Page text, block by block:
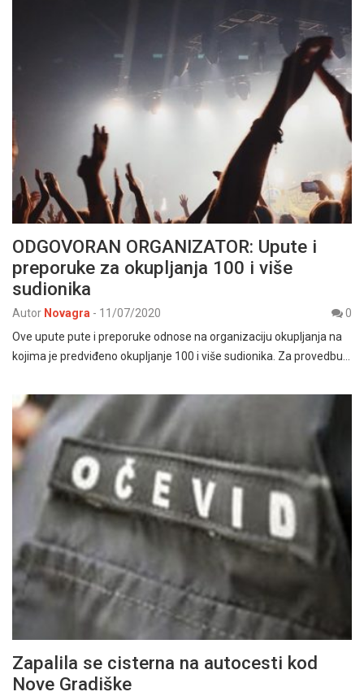
ODGOVORAN ORGANIZATOR: Upute i
preporuke za okupljanja 100 i više
sudionika
Autor Novagra - 11/07/2020
0
Ove upute pute i preporuke odnose na organizaciju okupljanja na
kojima je predviđeno okupljanje 100 i više sudionika. Za provedbu…
Zapalila se cisterna na autocesti kod
Nove Gradiške